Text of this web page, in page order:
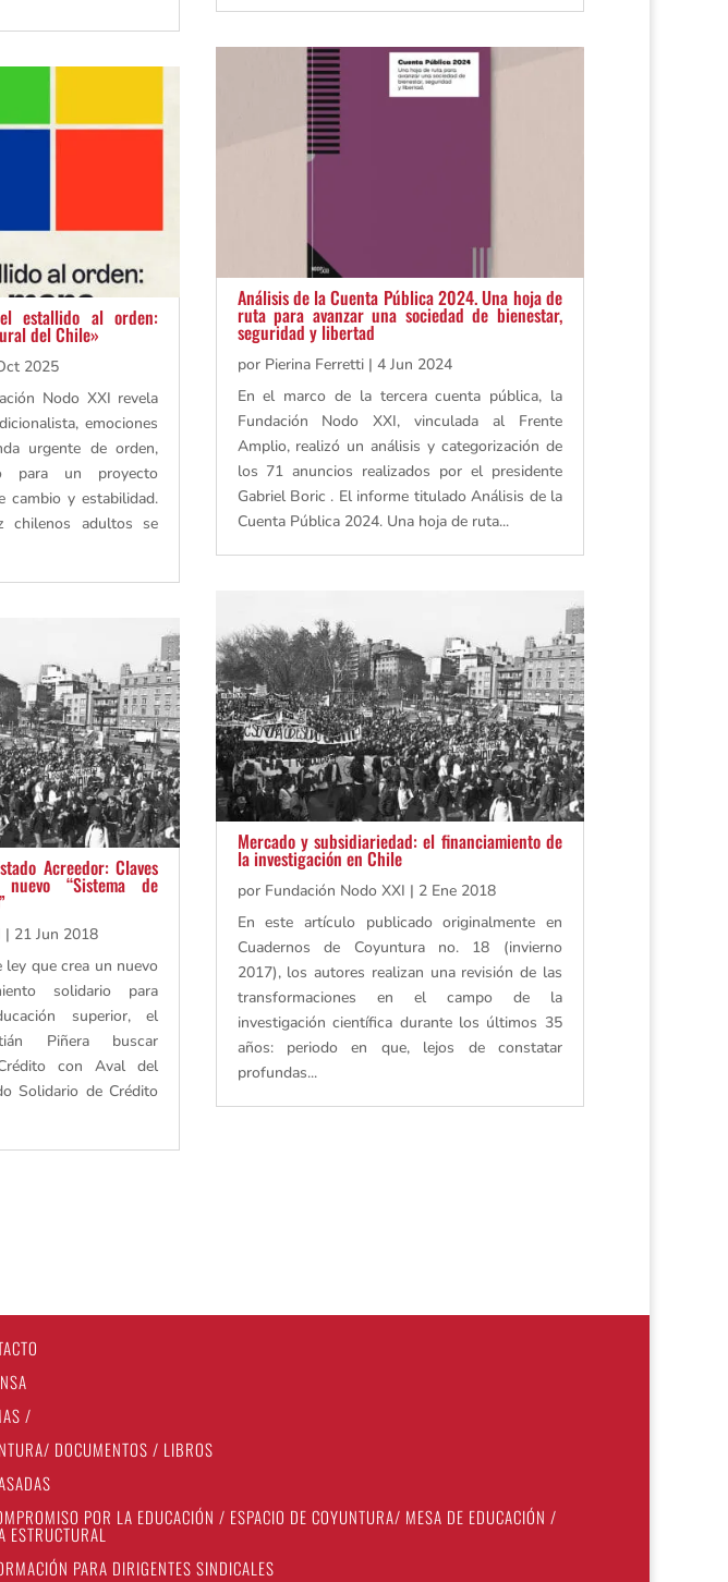
estallido al orden:
del Chile»
2025
Nodo XXI revela
emociones
urgente de orden,
para un proyecto
cambio y estabilidad.
chilenos adultos se
Acreedor: Claves
“Sistema de
| 21 Jun 2018
que crea un nuevo
solidario para
superior, el
Piñera buscar
con Aval del
Solidario de Crédito
Análisis de la Cuenta Pública 2024. Una hoja de
ruta para avanzar una sociedad de bienestar,
seguridad y libertad
por Pierina Ferretti| 4 Jun 2024
En el marco de la tercera cuenta pública, la
Fundación Nodo XXI, vinculada al Frente
Amplio, realizó un análisis y categorización de
los 71 anuncios realizados por el presidente
Gabriel Boric . El informe titulado Análisis de la
Cuenta Pública 2024. Una hoja de ruta...
Mercado y subsidiariedad: el financiamiento de
la investigación en Chile
por Fundación Nodo XXI | 2 Ene 2018
En este artículo publicado originalmente en
Cuadernos de Coyuntura no. 18 (invierno
2017), los autores realizan una revisión de las
transformaciones en el campo de la
investigación científica durante los últimos 35
años: periodo en que, lejos de constatar
profundas...
/
/ DOCUMENTOS / LIBROS
POR LA EDUCACIÓN / ESPACIO DE COYUNTURA/ MESA DE EDUCACIÓN /
ESTRUCTURAL
PARA DIRIGENTES SINDICALES